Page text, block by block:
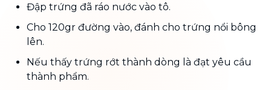
Đập trứng đã ráo nước vào tô.
Cho 120gr đường vào, đánh cho trứng nổi bông
lên.
Nếu thấy trứng rớt thành dòng là đạt yêu cầu
thành phẩm.